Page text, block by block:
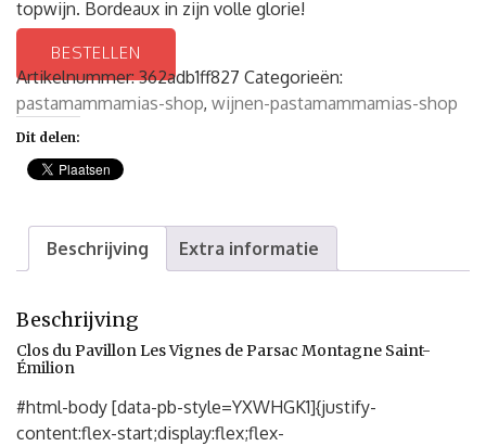
topwijn. Bordeaux in zijn volle glorie!
BESTELLEN
Artikelnummer:362adb1ff827 Categorieën:
pastamammamias-shop, wijnen-pastamammamias-shop
Dit delen:
Beschrijving Extra informatie
Beschrijving
Clos du Pavillon Les Vignes de Parsac Montagne Saint-
Émilion
#html-body [data-pb-style=YXWHGK1]{justify-
content:flex-start;display:flex;flex-